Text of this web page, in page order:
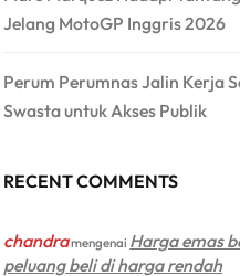
Jelang MotoGP Inggris 2026
Perum Perumnas Jalin Kerja
Swasta untuk Akses Publik
RECENT COMMENTS
chandramengenai Harga emas
peluang beli di harga rendah